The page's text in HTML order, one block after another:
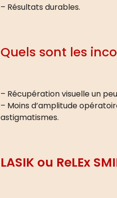
– Résultats durables.
Quels sont les
– Récupération visuelle un
– Moins d’amplitude
astigmatismes.
LASIK ou ReLEx